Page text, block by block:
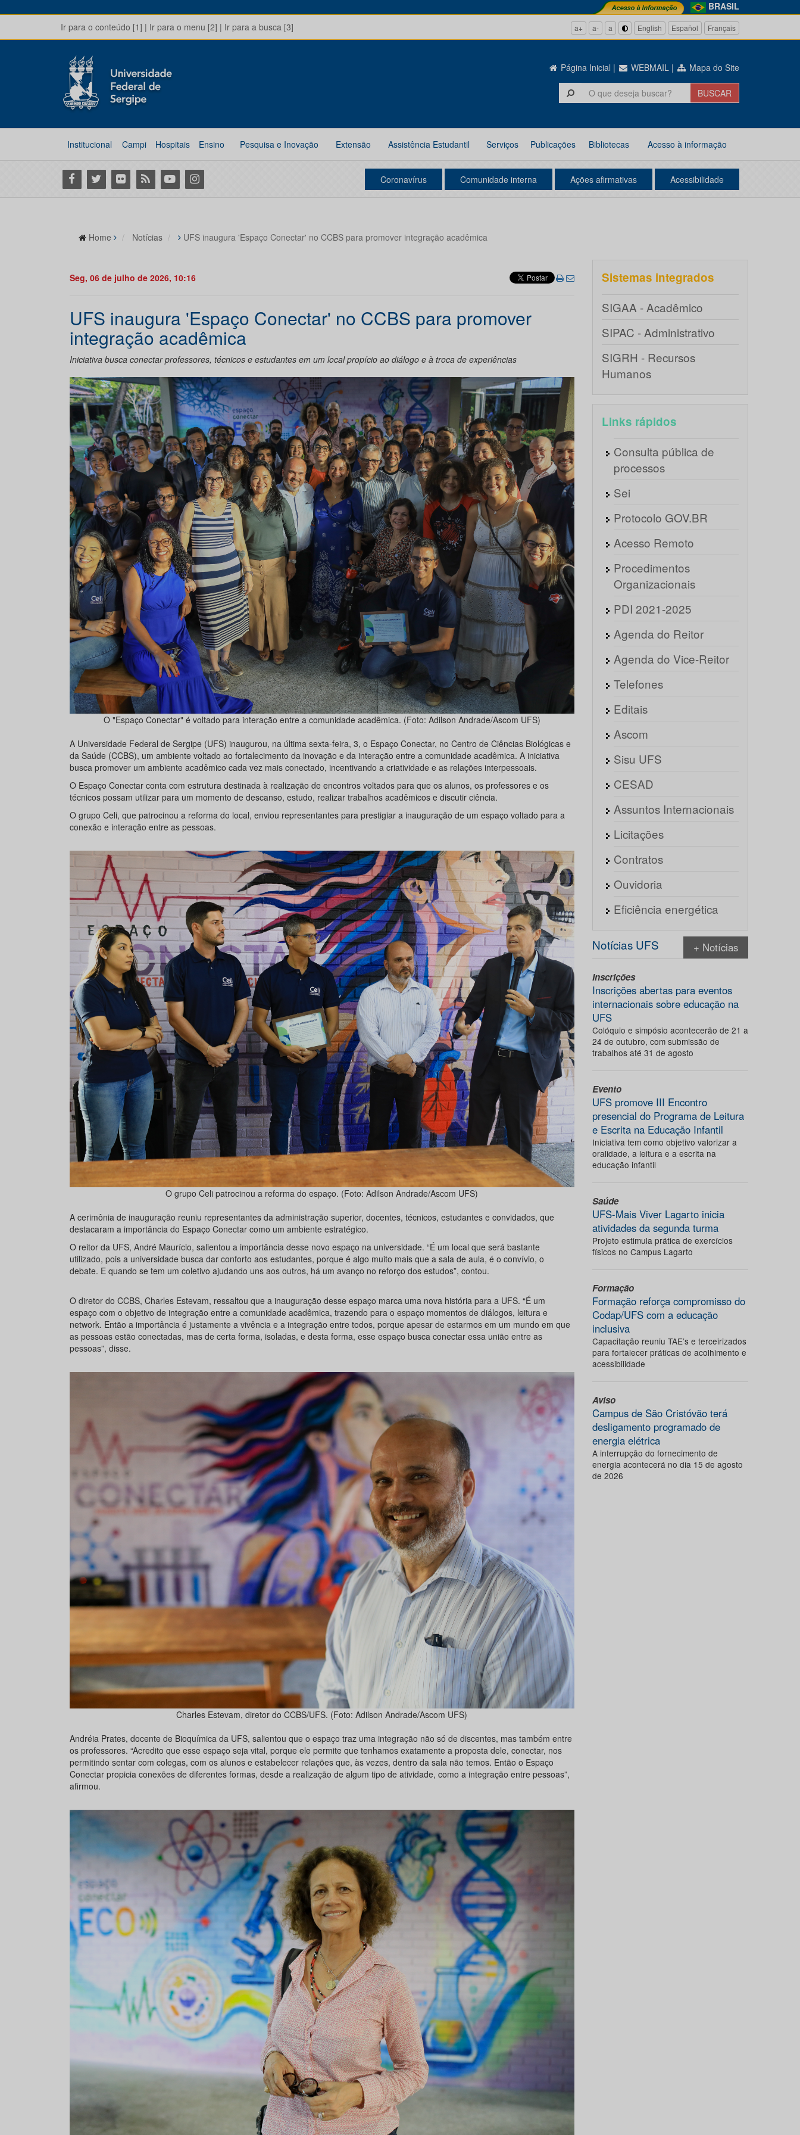
BRASIL
Ir para o conteúdo [1] | Ir para o menu [2] | Ir para a busca [3] a+ a- a English Español Français
Página Inicial | WEBMAIL | Mapa do Site
Institucional Campi Hospitais Ensino Pesquisa e Inovação Extensão Assistência Estudantil Serviços Publicações Bibliotecas Acesso à informação
Facebook
Twitter Flickr RSS YoutubeInstagram Coronavírus Comunidade interna Ações afirmativas Acessibilidade
Home Notícias UFS inaugura 'Espaço Conectar' no CCBS para promover integração acadêmica
Seg, 06 de julho de 2026, 10:16
UFS inaugura 'Espaço Conectar' no CCBS para promover
integração acadêmica
Iniciativa busca conectar professores, técnicos e estudantes em um local propício ao diálogo e à troca de experiências
O "Espaço Conectar" é voltado para interação entre a comunidade acadêmica. (Foto: Adilson Andrade/Ascom UFS)
A Universidade Federal de Sergipe (UFS) inaugurou, na última sexta-feira, 3, o Espaço Conectar, no Centro de Ciências Biológicas e
da Saúde (CCBS), um ambiente voltado ao fortalecimento da inovação e da interação entre a comunidade acadêmica. A iniciativa
busca promover um ambiente acadêmico cada vez mais conectado, incentivando a criatividade e as relações interpessoais.
O Espaço Conectar conta com estrutura destinada à realização de encontros voltados para que os alunos, os professores e os
técnicos possam utilizar para um momento de descanso, estudo, realizar trabalhos acadêmicos e discutir ciência.
O grupo Celi, que patrocinou a reforma do local, enviou representantes para prestigiar a inauguração de um espaço voltado para a
conexão e interação entre as pessoas.
O grupo Celi patrocinou a reforma do espaço. (Foto: Adilson Andrade/Ascom UFS)
A cerimônia de inauguração reuniu representantes da administração superior, docentes, técnicos, estudantes e convidados, que
destacaram a importância do Espaço Conectar como um ambiente estratégico.
O reitor da UFS, André Maurício, salientou a importância desse novo espaço na universidade. “É um local que será bastante
utilizado, pois a universidade busca dar conforto aos estudantes, porque é algo muito mais que a sala de aula, é o convívio, o
debate. E quando se tem um coletivo ajudando uns aos outros, há um avanço no reforço dos estudos”, contou.
O diretor do CCBS, Charles Estevam, ressaltou que a inauguração desse espaço marca uma nova história para a UFS. “É um
espaço com o objetivo de integração entre a comunidade acadêmica, trazendo para o espaço momentos de diálogos, leitura e
network. Então a importância é justamente a vivência e a integração entre todos, porque apesar de estarmos em um mundo em que
as pessoas estão conectadas, mas de certa forma, isoladas, e desta forma, esse espaço busca conectar essa união entre as
pessoas”, disse.
Charles Estevam, diretor do CCBS/UFS. (Foto: Adilson Andrade/Ascom UFS)
Andréia Prates, docente de Bioquímica da UFS, salientou que o espaço traz uma integração não só de discentes, mas também entre
os professores. “Acredito que esse espaço seja vital, porque ele permite que tenhamos exatamente a proposta dele, conectar, nos
permitindo sentar com colegas, com os alunos e estabelecer relações que, às vezes, dentro da sala não temos. Então o Espaço
Conectar propicia conexões de diferentes formas, desde a realização de algum tipo de atividade, como a integração entre pessoas”,
afirmou.
Sistemas integrados
SIGAA - Acadêmico
SIPAC - Administrativo
SIGRH - Recursos
Humanos
Links rápidos
Consulta pública de
processos
Sei
Protocolo GOV.BR
Acesso Remoto
Procedimentos
Organizacionais
PDI 2021-2025
Agenda do Reitor
Agenda do Vice-Reitor
Telefones
Editais
Ascom
Sisu UFS
CESAD
Assuntos Internacionais
Licitações
Contratos
Ouvidoria
Eficiência energética
Notícias UFS + Notícias
Inscrições
Inscrições abertas para eventos
internacionais sobre educação na
UFS
Colóquio e simpósio acontecerão de 21 a
24 de outubro, com submissão de
trabalhos até 31 de agosto
Evento
UFS promove III Encontro
presencial do Programa de Leitura
e Escrita na Educação Infantil
Iniciativa tem como objetivo valorizar a
oralidade, a leitura e a escrita na
educação infantil
Saúde
UFS-Mais Viver Lagarto inicia
atividades da segunda turma
Projeto estimula prática de exercícios
físicos no Campus Lagarto
Formação
Formação reforça compromisso do
Codap/UFS com a educação
inclusiva
Capacitação reuniu TAE’s e terceirizados
para fortalecer práticas de acolhimento e
acessibilidade
Aviso
Campus de São Cristóvão terá
desligamento programado de
energia elétrica
A interrupção do fornecimento de
energia acontecerá no dia 15 de agosto
de 2026